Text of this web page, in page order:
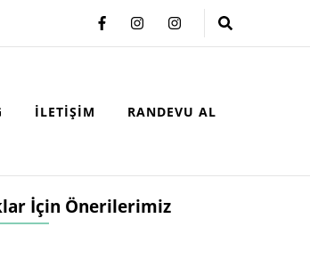
İLETIŞIM RANDEVU AL
İçin Önerilerimiz